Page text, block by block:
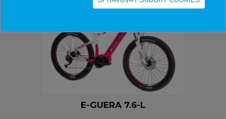
E-GUERA 7.6-L